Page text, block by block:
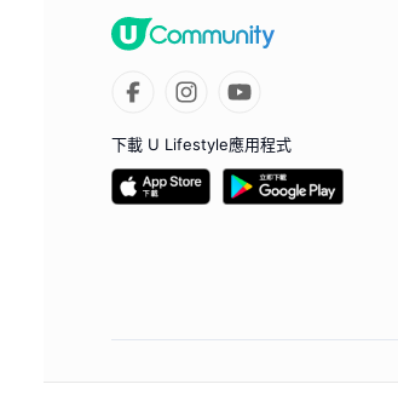
下載 U Lifestyle應用程式